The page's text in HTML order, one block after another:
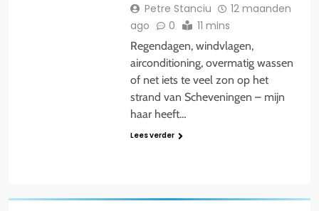
Petre Stanciu
12 maanden
ago
0 11 mins
Regendagen, windvlagen,
airconditioning, overmatig wassen
of net iets te veel zon op het
strand van Scheveningen – mijn
haar heeft…
Lees verder